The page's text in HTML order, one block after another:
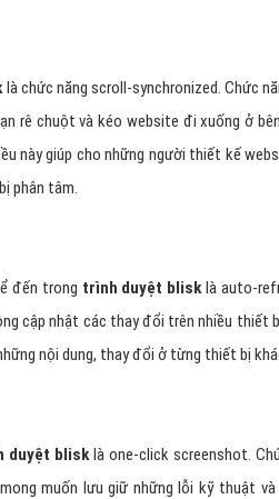
là chức năng scroll-synchronized. Chức
rê chuột và kéo website đi xuống ở
này giúp cho những người thiết kế
phân tâm.
đến trong trình duyệt blisklà auto-
cập nhật các thay đổi trên nhiều thiết
nội dung, thay đổi ở từng thiết bị
duyệt blisklà one-click screenshot.
muốn lưu giữ những lỗi kỹ thuật